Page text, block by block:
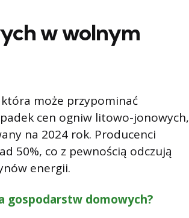
w wolnym
może przypominać
cen ogniw litowo-jonowych,
na 2024 rok. Producenci
50%, co z pewnością odczują
energii.
gospodarstw domowych?